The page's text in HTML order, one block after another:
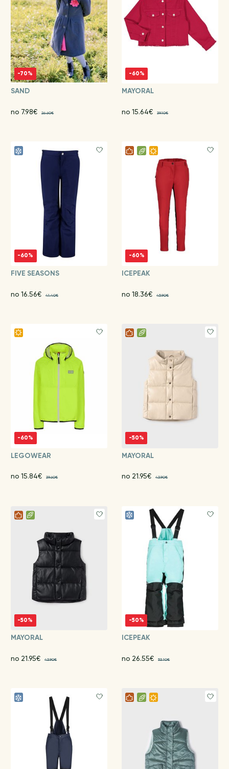
-70%
SAND
no 7.98€ 26.60€
-60%
MAYORAL
no 15.64€ 39.10€
-60%
FIVE SEASONS
no 16.56€ 41.40€
-60%
ICEPEAK
no 18.36€ 45.90€
-60%
LEGOWEAR
no 15.84€ 39.60€
-50%
MAYORAL
no 21.95€ 43.90€
-50%
MAYORAL
no 21.95€ 43.90€
-50%
ICEPEAK
no 26.55€ 53.10€